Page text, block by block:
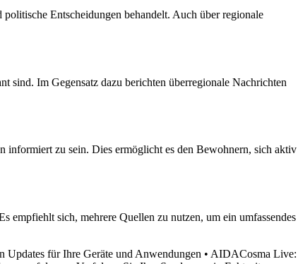
Entscheidungen behandelt. Auch über regionale
sind. Im Gegensatz dazu berichten überregionale Nachrichten
informiert zu sein. Dies ermöglicht es den Bewohnern, sich aktiv
empfiehlt sich, mehrere Quellen zu nutzen, um ein umfassendes
Updates für Ihre Geräte und Anwendungen • AIDACosma Live: